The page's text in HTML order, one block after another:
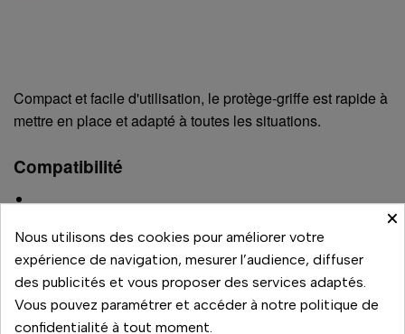
Compact et facile d'utilisation, le protège-griffe est rapide à
mettre en place et adapté à toutes les situations.
Compatibilité
EOS R10
EOS R6 Mark II
EOS R50
EOS R8
×
Nous utilisons des cookies pour améliorer votre
expérience de navigation, mesurer l’audience, diffuser
des publicités et vous proposer des services adaptés.
Vous pouvez paramétrer et accéder à notre politique de
confidentialité à tout moment.